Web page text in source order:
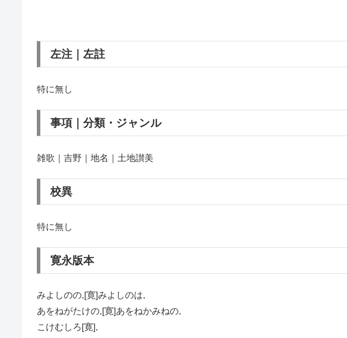
左注｜左註
特に無し
事項｜分類・ジャンル
雑歌｜吉野｜地名｜土地讃美
校異
特に無し
寛永版本
みよしのの,[寛]みよしのは,
あをねがたけの,[寛]あをねかみねの,
こけむしろ[寛],